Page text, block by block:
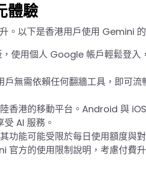
體驗
以下是香港用戶使用 Gemini 的
使用個人 Google 帳戶輕鬆登入
無需依賴任何翻牆工具，即可流
香港的移動平台。Android 與
AI 服務。
功能可能受限於每日使用額度與
官方的使用限制說明，考慮付費